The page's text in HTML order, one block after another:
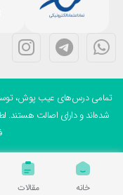
درس‌های عیب پوش، توسط
و دارای اصالت هستند. لطفا
فرمایید
مقالات